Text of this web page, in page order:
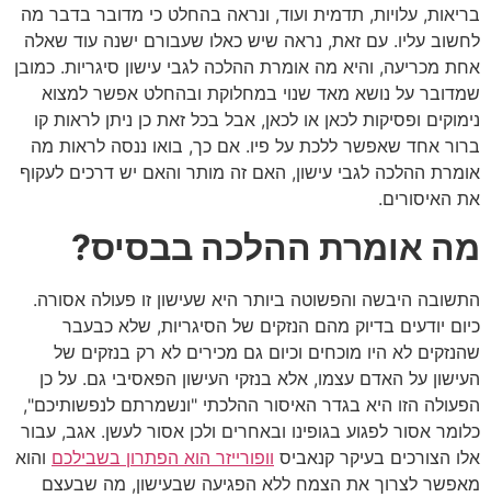
בריאות, עלויות, תדמית ועוד, ונראה בהחלט כי מדובר בדבר מה
לחשוב עליו. עם זאת, נראה שיש כאלו שעבורם ישנה עוד שאלה
אחת מכריעה, והיא מה אומרת ההלכה לגבי עישון סיגריות. כמובן
שמדובר על נושא מאד שנוי במחלוקת ובהחלט אפשר למצוא
נימוקים ופסיקות לכאן או לכאן, אבל בכל זאת כן ניתן לראות קו
ברור אחד שאפשר ללכת על פיו. אם כך, בואו ננסה לראות מה
אומרת ההלכה לגבי עישון, האם זה מותר והאם יש דרכים לעקוף
את האיסורים.
מה אומרת ההלכה בבסיס?
התשובה היבשה והפשוטה ביותר היא שעישון זו פעולה אסורה.
כיום יודעים בדיוק מהם הנזקים של הסיגריות, שלא כבעבר
שהנזקים לא היו מוכחים וכיום גם מכירים לא רק בנזקים של
העישון על האדם עצמו, אלא בנזקי העישון הפאסיבי גם. על כן
הפעולה הזו היא בגדר האיסור ההלכתי "ונשמרתם לנפשותיכם",
כלומר אסור לפגוע בגופינו ובאחרים ולכן אסור לעשן. אגב, עבור
אלו הצורכים בעיקר קנאביס וופורייזר הוא הפתרון בשבילכם והוא
מאפשר לצרוך את הצמח ללא הפגיעה שבעישון, מה שבעצם